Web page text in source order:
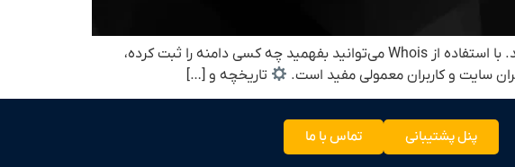
مقدمه Whois یک سرویس و پروتکل اینترنتی است که اطلاعات ثبت دامنه و مالک آن را نمایش می‌دهد. با استفاده از Whois می‌توانید بفهمید چه کسی دامنه را ثبت کرده،
تاریخچه و […]
پنل پشتیبانی تماس با ما